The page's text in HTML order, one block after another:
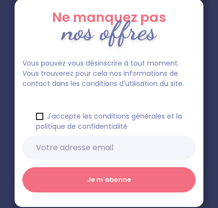
Ne manquez pas
nos offres
Vous pouvez vous désinscrire à tout moment.
Vous trouverez pour cela nos informations de
contact dans les conditions d'utilisation du site.
J'accepte les conditions générales et la
politique de confidentialité